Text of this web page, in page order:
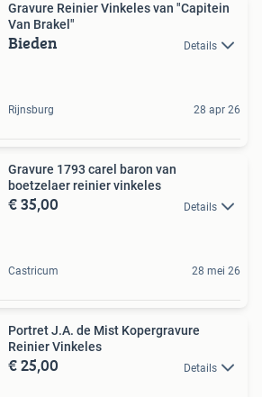
Gravure Reinier Vinkeles van "Capitein
Van Brakel"
Bieden Details
Rijnsburg 28 apr 26
Gravure 1793 carel baron van
boetzelaer reinier vinkeles
€ 35,00 Details
Castricum 28 mei 26
Portret J.A. de Mist Kopergravure
Reinier Vinkeles
€ 25,00 Details